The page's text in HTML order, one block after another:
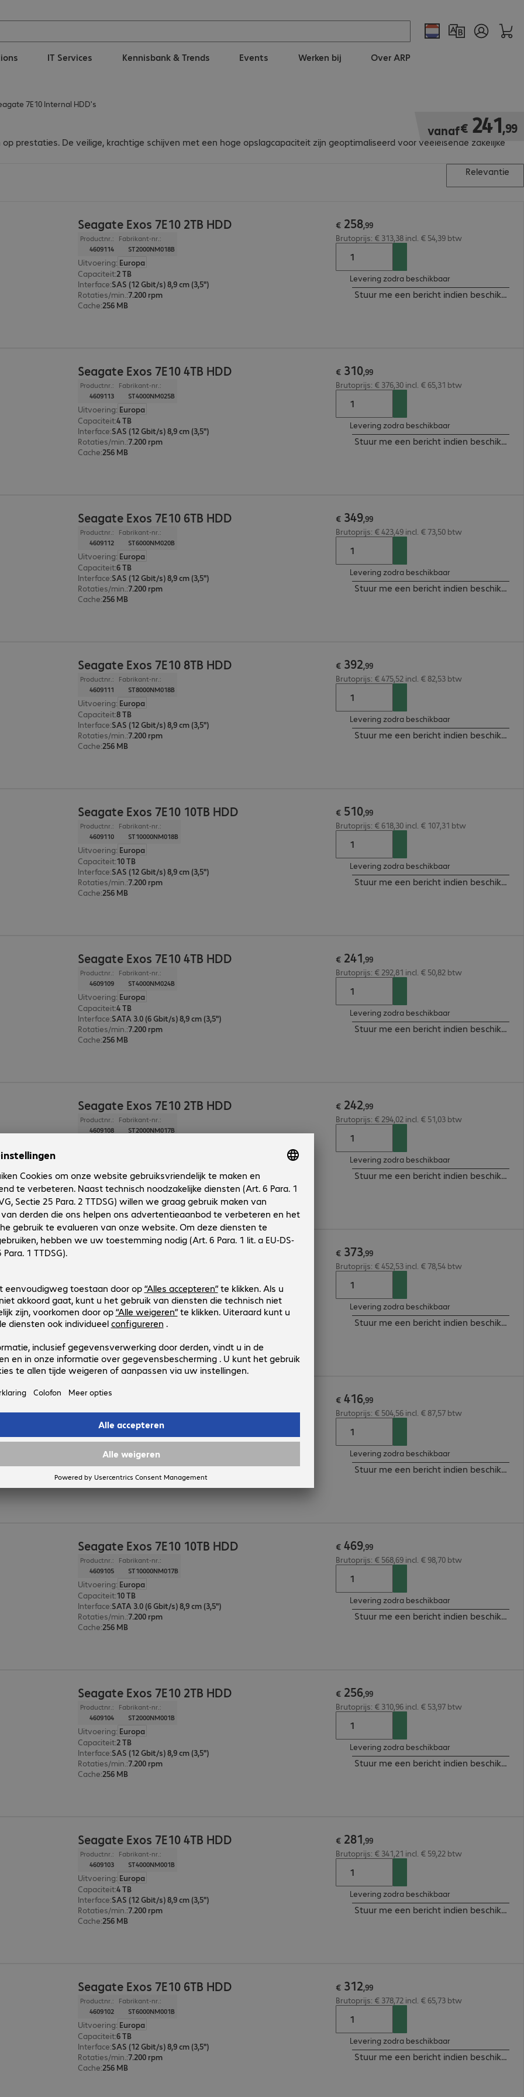
IT Services Kennisbank & Trends Events Werken bij Over ARP
7E10 Internal HDD's
prestaties. De veilige, krachtige schijven met een hoge opslagcapaciteit zijn geoptimaliseerd voor veeleisende zakelijke
vanaf€ 241,99
€ 241,99
Relevantie
Seagate Exos 7E10 2TB HDD
Productnr.:
4609114
Fabrikant-nr.:
ST2000NM018B
Uitvoering: Europa
Capaciteit:2 TB
Interface:SAS (12 Gbit/s) 8,9 cm (3,5")
Rotaties/min. :7.200 rpm
Cache:256 MB
€ 258,99
Brutoprijs: € 313,38 incl. € 54,39 btw
Levering zodra beschikbaar
Stuur me een bericht indien beschikbaar
Seagate Exos 7E10 4TB HDD
Productnr.:
4609113
Fabrikant-nr.:
ST4000NM025B
Uitvoering: Europa
Capaciteit:4 TB
Interface:SAS (12 Gbit/s) 8,9 cm (3,5")
Rotaties/min. :7.200 rpm
Cache:256 MB
€ 310,99
Brutoprijs: € 376,30 incl. € 65,31 btw
Levering zodra beschikbaar
Stuur me een bericht indien beschikbaar
Seagate Exos 7E10 6TB HDD
Productnr.:
4609112
Fabrikant-nr.:
ST6000NM020B
Uitvoering: Europa
Capaciteit:6 TB
Interface:SAS (12 Gbit/s) 8,9 cm (3,5")
Rotaties/min. :7.200 rpm
Cache:256 MB
€ 349,99
Brutoprijs: € 423,49 incl. € 73,50 btw
Levering zodra beschikbaar
Stuur me een bericht indien beschikbaar
Seagate Exos 7E10 8TB HDD
Productnr.:
4609111
Fabrikant-nr.:
ST8000NM018B
Uitvoering: Europa
Capaciteit:8 TB
Interface:SAS (12 Gbit/s) 8,9 cm (3,5")
Rotaties/min. :7.200 rpm
Cache:256 MB
€ 392,99
Brutoprijs: € 475,52 incl. € 82,53 btw
Levering zodra beschikbaar
Stuur me een bericht indien beschikbaar
Seagate Exos 7E10 10TB HDD
Productnr.:
4609110
Fabrikant-nr.:
ST10000NM018B
Uitvoering: Europa
Capaciteit:10 TB
Interface:SAS (12 Gbit/s) 8,9 cm (3,5")
Rotaties/min. :7.200 rpm
Cache:256 MB
€ 510,99
Brutoprijs: € 618,30 incl. € 107,31 btw
Levering zodra beschikbaar
Stuur me een bericht indien beschikbaar
Seagate Exos 7E10 4TB HDD
Productnr.:
4609109
Fabrikant-nr.:
ST4000NM024B
Uitvoering: Europa
Capaciteit:4 TB
Interface:SATA 3.0 (6 Gbit/s) 8,9 cm (3,5")
Rotaties/min. :7.200 rpm
Cache:256 MB
€ 241,99
Brutoprijs: € 292,81 incl. € 50,82 btw
Levering zodra beschikbaar
Stuur me een bericht indien beschikbaar
Seagate Exos 7E10 2TB HDD
Productnr.:
4609108
Fabrikant-nr.:
ST2000NM017B
Rotaties/min.: 7.200 rpm
Cache:256 MB
€ 242,99
Brutoprijs: € 294,02 incl. € 51,03 btw
Levering zodra beschikbaar
Stuur me een bericht indien beschikbaar
Uitvoering:Europa
Capaciteit:6 TB
Interface:SATA 3.0 (6 Gbit/s) 8,9 cm (3,5")
Rotaties/min.:7.200 rpm
€ 373,99
Brutoprijs: € 452,53 incl. € 78,54 btw
Levering zodra beschikbaar
Stuur me een bericht indien beschikbaar
Seagate Exos 7E10 8TB HDD
Productnr.:
4609106
Fabrikant-nr.:
ST8000NM017B
Uitvoering:Europa
Interface:SATA 3.0 (6 Gbit/s) 8,9 cm (3,5")
Rotaties/min.:7.200 rpm
Cache:256 MB
€ 416,99
Brutoprijs: € 504,56 incl. € 87,57 btw
Levering zodra beschikbaar
Stuur me een bericht indien beschikbaar
Seagate Exos 7E10 10TB HDD
Productnr.:
4609105
Fabrikant-nr.:
ST10000NM017B
Uitvoering: Europa
Capaciteit:10 TB
Interface:SATA 3.0 (6 Gbit/s) 8,9 cm (3,5")
Rotaties/min. :7.200 rpm
Cache:256 MB
€ 469,99
Brutoprijs: € 568,69 incl. € 98,70 btw
Levering zodra beschikbaar
Stuur me een bericht indien beschikbaar
Seagate Exos 7E10 2TB HDD
Productnr.:
4609104
Fabrikant-nr.:
ST2000NM001B
Uitvoering: Europa
Capaciteit:2 TB
Interface:SAS (12 Gbit/s) 8,9 cm (3,5")
Rotaties/min. :7.200 rpm
Cache:256 MB
€ 256,99
Brutoprijs: € 310,96 incl. € 53,97 btw
Levering zodra beschikbaar
Stuur me een bericht indien beschikbaar
Seagate Exos 7E10 4TB HDD
Productnr.:
4609103
Fabrikant-nr.:
ST4000NM001B
Uitvoering: Europa
Capaciteit:4 TB
Interface:SAS (12 Gbit/s) 8,9 cm (3,5")
Rotaties/min. :7.200 rpm
Cache:256 MB
€ 281,99
Brutoprijs: € 341,21 incl. € 59,22 btw
Levering zodra beschikbaar
Stuur me een bericht indien beschikbaar
Seagate Exos 7E10 6TB HDD
Productnr.:
4609102
Fabrikant-nr.:
ST6000NM001B
Uitvoering: Europa
Capaciteit:6 TB
Interface:SAS (12 Gbit/s) 8,9 cm (3,5")
Rotaties/min. :7.200 rpm
Cache:256 MB
€ 312,99
Brutoprijs: € 378,72 incl. € 65,73 btw
Levering zodra beschikbaar
Stuur me een bericht indien beschikbaar